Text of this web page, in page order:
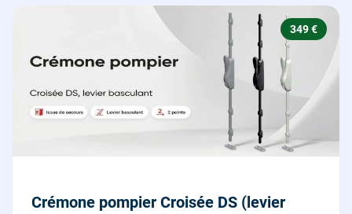
349 €
Crémone pompier Croisée DS (levier